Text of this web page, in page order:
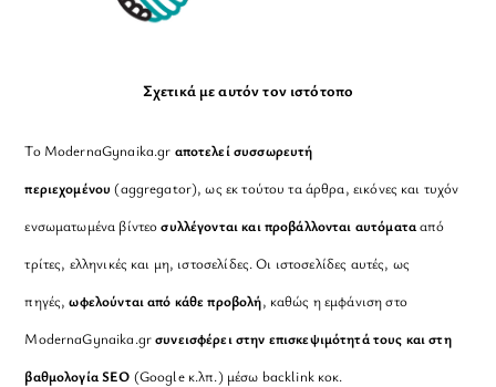
Σχετικά με αυτόν τον ιστότοπο
Το ModernaGynaika.gr αποτελεί συσσωρευτή
περιεχομένου (aggregator), ως εκ τούτου τα άρθρα, εικόνες και τυχόν
ενσωματωμένα βίντεοσυλλέγονται και προβάλλονται αυτόματααπό
τρίτες, ελληνικές και μη, ιστοσελίδες. Οι ιστοσελίδες αυτές, ως
πηγές,ωφελούνται από κάθε προβολή, καθώς η εμφάνιση στο
ModernaGynaika.grσυνεισφέρει στην επισκεψιμότητά τους και στη
βαθμολογία SEO (Google κ.λπ.) μέσω backlink κοκ.